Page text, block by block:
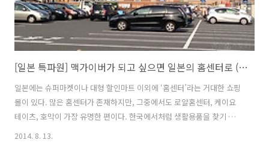
[일본 특파원] 맥가이버가 되고 싶으면 일본의 홈센터로 (ホームセンター)
일본에는 슈퍼마켓이나 대형 할인마트 이외에 ‘홈센터’라는 거대한 쇼핑
몰이 있다. 많은 홈센터가 존재하지만, 그중에서도 로얄홈센터, 케이요
테이츠, 호막이 가장 유명한 편이다. 한국에서처럼 생활용품을 찾기 위해
할인마트에 갔다가 물건이 없으면 발길을 돌려 동네 철물점에 들렀다가
2014. 8. 13.